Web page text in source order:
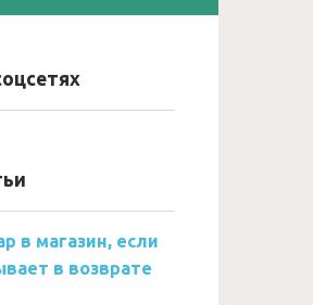
в магазин, если
в возврате